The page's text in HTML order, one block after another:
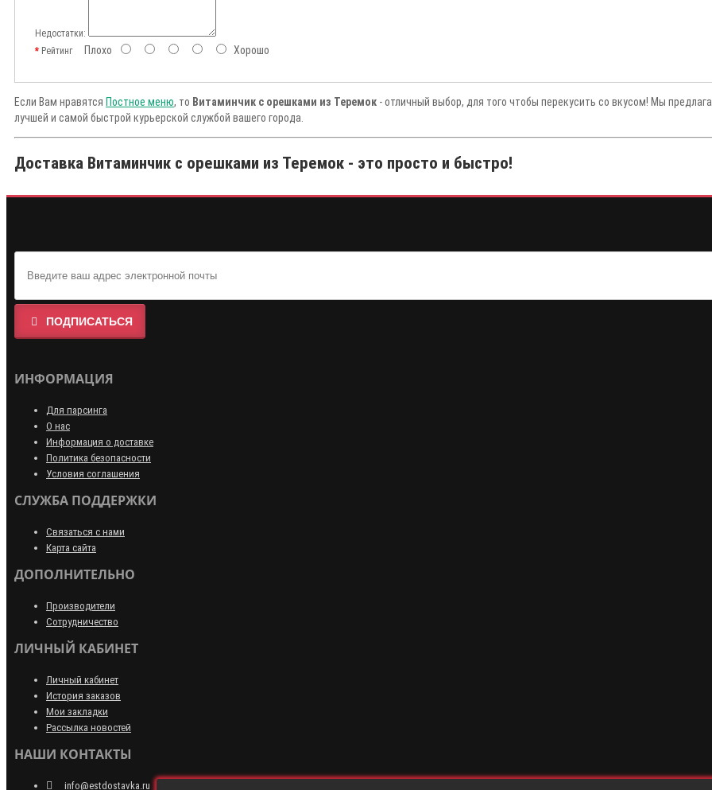
Недостатки:
РейтингПлохо Хорошо
Если Вам нравятся Постное меню, то Витаминчик с орешками из Теремок - отличный выбор, для того чтобы перекусить со вкусом! Мы
лучшей и самой быстрой курьерской службой вашего города.
Доставка Витаминчик с орешками из Теремок - это просто и быстро!
ПОДПИСАТЬСЯ
ИНФОРМАЦИЯ
Для парсинга
О нас
Информация о доставке
Политика безопасности
Условия соглашения
СЛУЖБА ПОДДЕРЖКИ
Связаться с нами
Карта сайта
ДОПОЛНИТЕЛЬНО
Производители
Сотрудничество
ЛИЧНЫЙ КАБИНЕТ
Личный кабинет
История заказов
Мои закладки
Рассылка новостей
НАШИ КОНТАКТЫ
info@estdostavka.ru